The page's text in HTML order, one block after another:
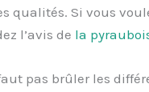
qualités. Si vous
l’avis de la
pas brûler les